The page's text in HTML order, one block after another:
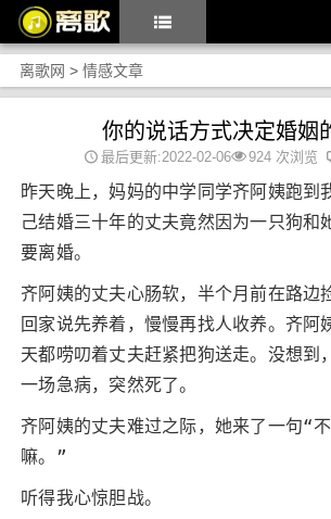
离歌网 > 情感文章
你的说话方式决定婚姻
最后更新:2022-02-06 924 次浏览
昨天晚上，妈妈的中学同学齐阿姨跑到
己结婚三十年的丈夫竟然因为一只狗和
要离婚。
齐阿姨的丈夫心肠软，半个月前在路边
回家说先养着，慢慢再找人收养。齐阿
天都唠叨着丈夫赶紧把狗送走。没想到
一场急病，突然死了。
齐阿姨的丈夫难过之际，她来了一句“
嘛。”
听得我心惊胆战。